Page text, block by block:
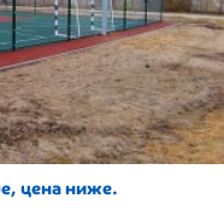
цена ниже.